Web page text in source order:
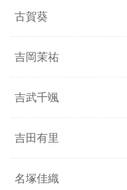
古賀葵
吉岡茉祐
吉武千颯
吉田有里
名塚佳織